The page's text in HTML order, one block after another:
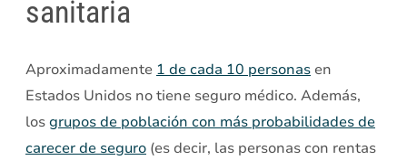
sanitaria
Aproximadamente 1 de cada 10 personas en
Estados Unidos no tiene seguro médico. Además,
losgrupos de población con más probabilidades de
carecer de seguro (es decir, las personas con rentas